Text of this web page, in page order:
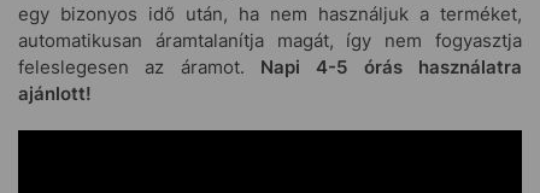
egy bizonyos idő után, ha nem használjuk a terméket,
automatikusan áramtalanítja magát, így nem fogyasztja
feleslegesen az áramot. Napi 4-5 órás használatra
ajánlott!